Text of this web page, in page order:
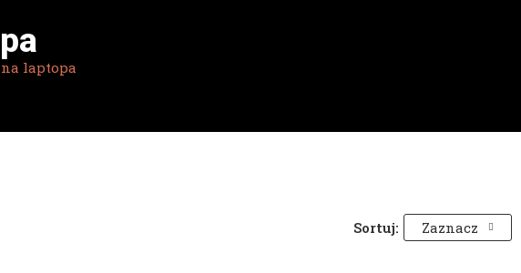
laptopa
Sortuj: Zaznacz